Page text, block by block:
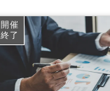
生産性向上 デジタル化
日経産業新聞フォーラム
開催
終了